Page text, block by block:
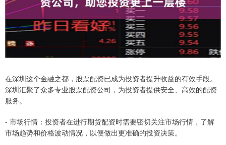
在深圳这个金融之都，股票配资已成为投资者提升收益的有效手段。
深圳汇聚了众多专业股票配资公司，为投资者提供安全、高效的配资
服务。
- 市场行情：投资者在进行期货配资时需要密切关注市场行情，了解
市场趋势和价格波动情况，以便做出更准确的投资决策。